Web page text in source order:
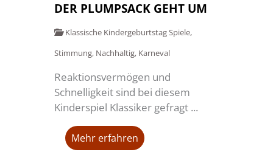
DER PLUMPSACK GEHT UM
Klassische Kindergeburtstag Spiele,
Stimmung, Nachhaltig, Karneval
Reaktionsvermögen und
Schnelligkeit sind bei diesem
Kinderspiel Klassiker gefragt ...
Mehr erfahren